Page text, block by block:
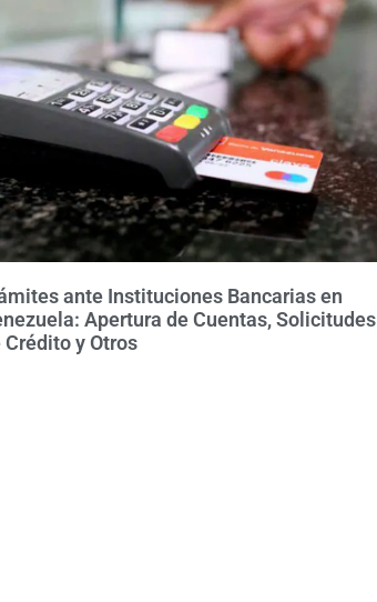
ante Instituciones Bancarias en
Apertura de Cuentas, Solicitudes
Crédito y Otros